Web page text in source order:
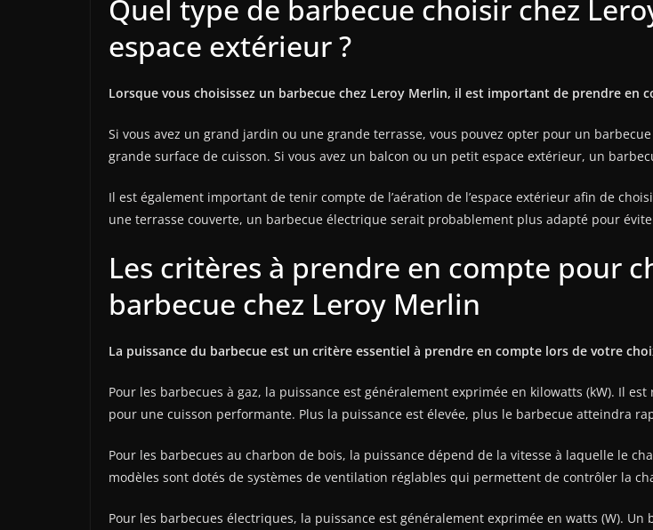
Quel type de barbecue choisir chez
espace extérieur ?
Lorsque vous choisissez un barbecue chez Leroy Merlin, il est important de prendre en
Si vous avez un grand jardin ou une grande terrasse, vous pouvez opter pour un
grande surface de cuisson. Si vous avez un balcon ou un petit espace extérieur, un
Il est également important de tenir compte de l’aération de l’espace extérieur afin de
une terrasse couverte, un barbecue électrique serait probablement plus adapté pour
Les critères à prendre en compte pour
barbecue chez Leroy Merlin
La puissance du barbecue est un critère essentiel à prendre en compte lors de votre
Pour les barbecues à gaz, la puissance est généralement exprimée en kilowatts (kW). Il
pour une cuisson performante. Plus la puissance est élevée, plus le barbecue atteindra
Pour les barbecues au charbon de bois, la puissance dépend de la vitesse à laquelle le
modèles sont dotés de systèmes de ventilation réglables qui permettent de contrôler la
Pour les barbecues électriques, la puissance est généralement exprimée en watts (W).